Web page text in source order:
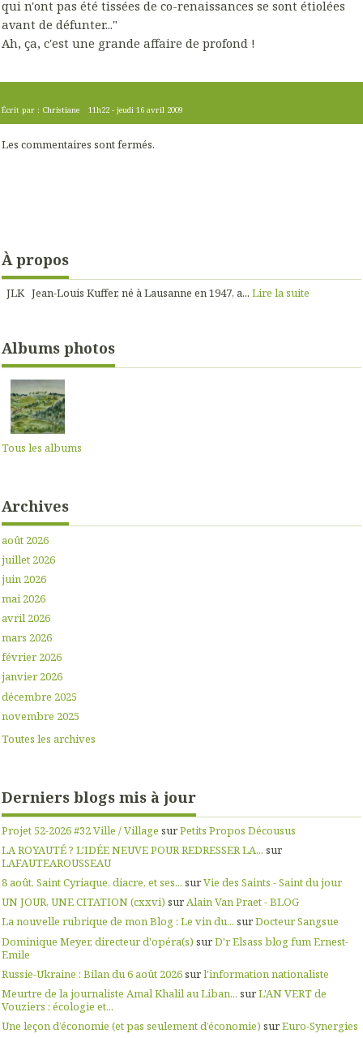
qui n'ont pas été tissées de co-renaissances se sont étiolées
avant de défunter..."
Ah, ça, c'est une grande affaire de profond !
Écrit par : Christiane 11h22 -jeudi 16 avril 2009
Les commentaires sont fermés.
À propos
JLK Jean-Louis Kuffer, né à Lausanne en 1947, a... Lire la suite
Albums photos
Tous les albums
Archives
août 2026
juillet 2026
juin 2026
mai 2026
avril 2026
mars 2026
février 2026
janvier 2026
décembre 2025
novembre 2025
Toutes les archives
Derniers blogs mis à jour
Projet 52-2026 #32 Ville / Village surPetits Propos Décousus
LA ROYAUTÉ ? L'IDÉE NEUVE POUR REDRESSER LA... sur
LAFAUTEAROUSSEAU
8 août. Saint Cyriaque, diacre, et ses... surVie des Saints - Saint du jour
UN JOUR, UNE CITATION (cxxvi) surAlain Van Praet - BLOG
La nouvelle rubrique de mon Blog : Le vin du... surDocteur Sangsue
Dominique Meyer, directeur d'opéra(s) surD'r Elsass blog fum Ernest-
Emile
Russie-Ukraine : Bilan du 6 août 2026surl'information nationaliste
Meurtre de la journaliste Amal Khalil au Liban... surL'AN VERT de
Vouziers : écologie et...
Une leçon d’économie (et pas seulement d’économie) surEuro-Synergies